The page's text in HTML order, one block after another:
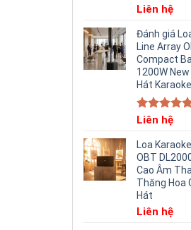
Liên hệ
Đánh giá
Line Array
Compact
1200W
Hát
Rated5.00
Liên hệ
Loa
OBT
Cao Âm
Thăng Hoa
Hát
Liên hệ